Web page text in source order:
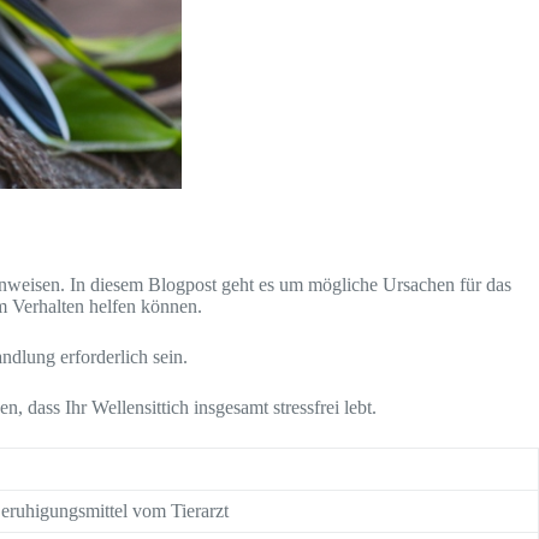
In diesem Blogpost geht es um mögliche Ursachen für das
Verhalten helfen können.
erforderlich sein.
dass Ihr Wellensittich insgesamt stressfrei lebt.
vom Tierarzt